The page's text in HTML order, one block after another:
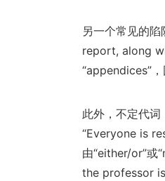
另一个常见的
report, along
“appendices”
此外，不定代词
“Everyone is
由“either/or”或
the professor